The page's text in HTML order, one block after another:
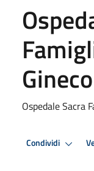
Ospedale Sacra
Condividi